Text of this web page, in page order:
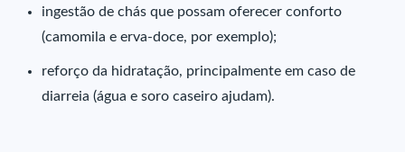
ingestão de chás que possam oferecer conforto
(camomila e erva-doce, por exemplo);
reforço da hidratação, principalmente em caso de
diarreia (água e soro caseiro ajudam).